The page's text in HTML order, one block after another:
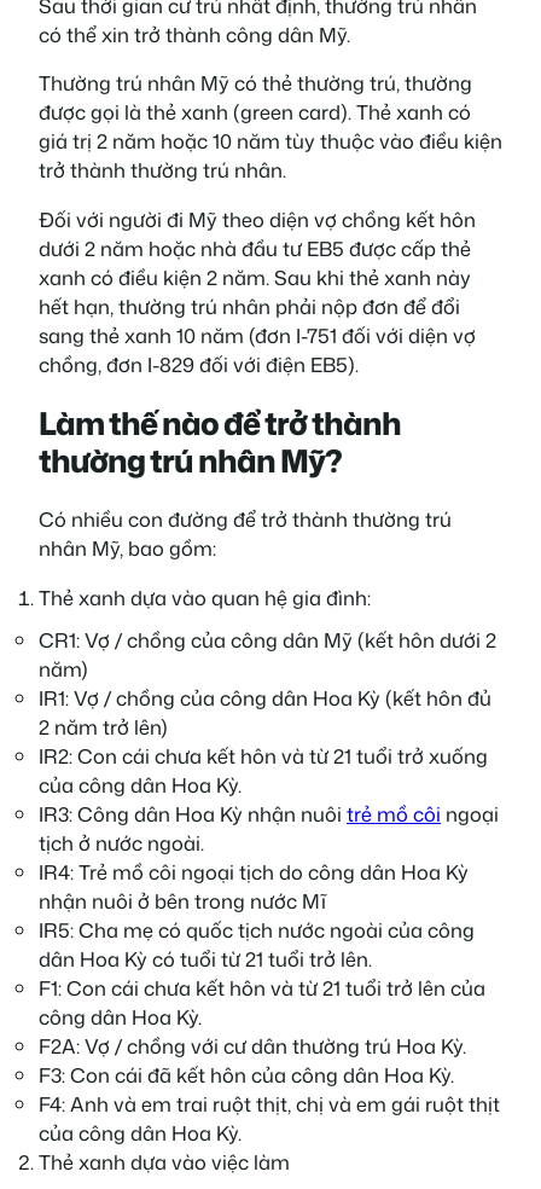
có thể xin trở thành công dân Mỹ.
Thường trú nhân Mỹ có thẻ thường trú, thường
được gọi là thẻ xanh (green card). Thẻ xanh có
giá trị 2 năm hoặc 10 năm tùy thuộc vào điều kiện
trở thành thường trú nhân.
Đối với người đi Mỹ theo diện vợ chồng kết hôn
dưới 2 năm hoặc nhà đầu tư EB5 được cấp thẻ
xanh có điều kiện 2 năm. Sau khi thẻ xanh này
hết hạn, thường trú nhân phải nộp đơn để đổi
sang thẻ xanh 10 năm (đơn I-751 đối với diện vợ
chồng, đơn I-829 đối với điện EB5).
Làm thế nào để trở thành
thường trú nhân Mỹ?
Có nhiều con đường để trở thành thường trú
nhân Mỹ, bao gồm:
Thẻ xanh dựa vào quan hệ gia đình:
CR1: Vợ / chồng của công dân Mỹ (kết hôn dưới 2
năm)
IR1: Vợ / chồng của công dân Hoa Kỳ (kết hôn đủ
2 năm trở lên)
IR2: Con cái chưa kết hôn và từ 21 tuổi trở xuống
của công dân Hoa Kỳ.
IR3: Công dân Hoa Kỳ nhận nuôi trẻ mồ côi ngoại
tịch ở nước ngoài.
IR4: Trẻ mồ côi ngoại tịch do công dân Hoa Kỳ
nhận nuôi ở bên trong nước Mĩ
IR5: Cha mẹ có quốc tịch nước ngoài của công
dân Hoa Kỳ có tuổi từ 21 tuổi trở lên.
F1: Con cái chưa kết hôn và từ 21 tuổi trở lên của
công dân Hoa Kỳ.
F2A: Vợ / chồng với cư dân thường trú Hoa Kỳ.
F3: Con cái đã kết hôn của công dân Hoa Kỳ.
F4: Anh và em trai ruột thịt, chị và em gái ruột thịt
của công dân Hoa Kỳ.
Thẻ xanh dựa vào việc làm